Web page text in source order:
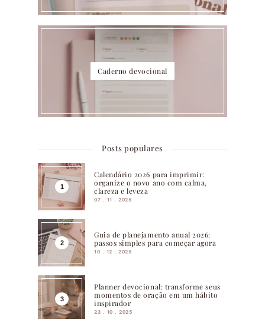
Caderno devocional
Posts populares
Calendário 2026 para imprimir:
organize o novo ano com calma,
clareza e leveza
07 . 11 . 2025
Guia de planejamento anual 2026:
passos simples para começar agora
10 . 12 . 2025
Planner devocional: transforme seus
momentos de oração em um hábito
inspirador
23 . 10 . 2025